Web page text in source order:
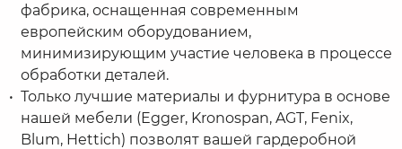
фабрика, оснащенная современным
европейским оборудованием,
минимизирующим участие человека в процессе
обработки деталей.
Только лучшие материалы и фурнитура в основе
нашей мебели (Egger, Kronospan, AGT, Fenix,
Blum, Hettich) позволят вашей гардеробной